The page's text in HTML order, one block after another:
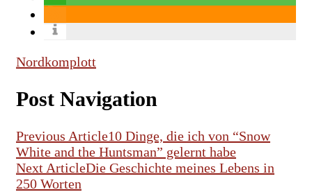
Nordkomplott
Post Navigation
Previous Article10 Dinge, die ich von “Snow
White and the Huntsman” gelernt habe
Next ArticleDie Geschichte meines Lebens in
250 Worten